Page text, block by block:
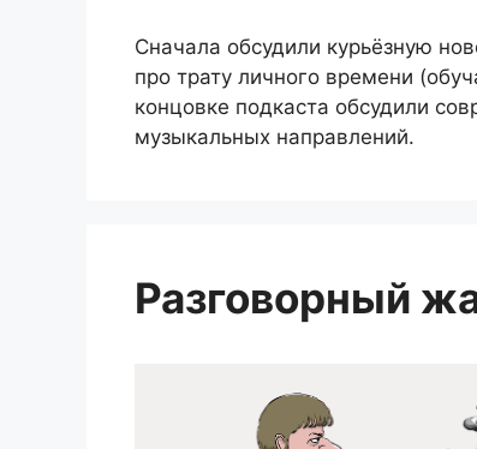
Сначала обсудили курьёзную
про трату личного времени
концовке подкаста обсудили
музыкальных направлений.
Разговорный